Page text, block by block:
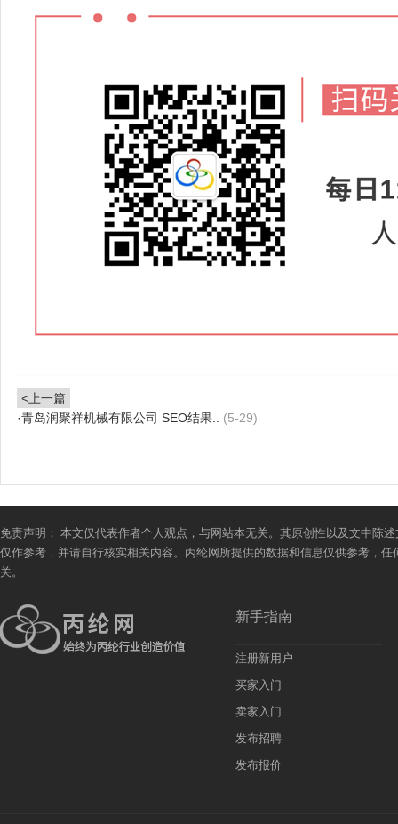
<上一篇
·青岛润聚祥机械有限公司 SEO结果.. (5-29)